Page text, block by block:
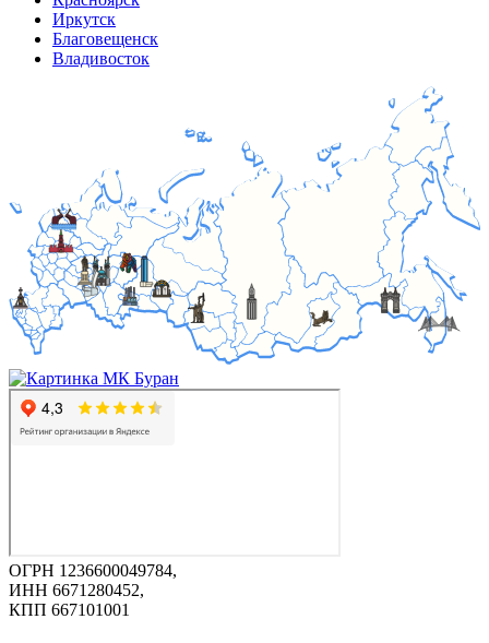
Иркутск
Благовещенск
Владивосток
ОГРН 1236600049784,
ИНН 6671280452,
КПП 667101001